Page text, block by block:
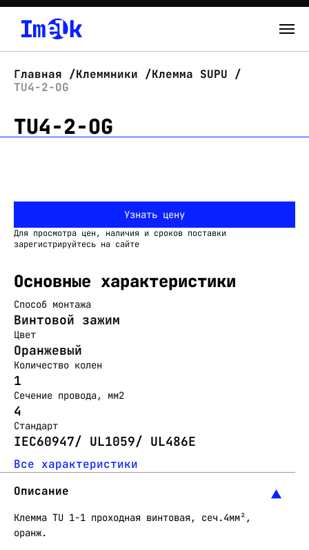
Новости
Контакты
Вход
Главная Клеммники
Клемма SUPU
TU4-2-OG
TU4-2-OG
Узнать цену
Для просмотра цен, наличия и сроков поставки
зарегистрируйтесь на сайте
Основные характеристики
Способ монтажа
Винтовой зажим
Цвет
Оранжевый
Количество колен
1
Сечение провода, мм2
4
Стандарт
IEC60947/ UL1059/ UL486E
Все характеристики
Описание
Клемма TU 1-1 проходная винтовая, сеч.4мм²,
оранж.